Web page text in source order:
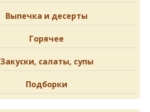
Выпечка и десерты
Горячее
Закуски, салаты, супы
Подборки